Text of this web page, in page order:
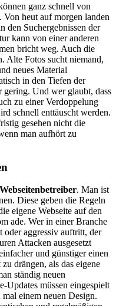
ganz schnell von
heut auf morgen landen
den Suchergebnissen der
kann von einer anderen
bricht weg. Auch die
Alte Fotos sucht niemand,
neues Material
in den Tiefen der
gering. Und wer glaubt, dass
zu einer Verdoppelung
schnell enttäuscht werden.
gesehen nicht die
man aufhört zu
Webseitenbetreiber. Man ist
Diese geben die Regeln
eigene Webseite auf den
ade. Wer in einer Branche
aggressiv auftritt, der
Attacken ausgesetzt
und günstiger einen
drängen, als das eigene
ständig neuen
Updates müssen eingespielt
einem neuen Design.